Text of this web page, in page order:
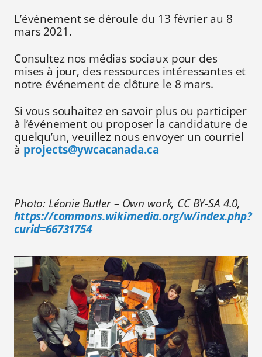
L’événement se déroule du 13 février au 8
mars 2021.
Consultez nos médias sociaux pour des
mises à jour, des ressources intéressantes et
notre événement de clôture le 8 mars.
Si vous souhaitez en savoir plus ou participer
à l’événement ou proposer la candidature de
quelqu’un, veuillez nous envoyer un courriel
à projects@ywcacanada.ca
Photo: Léonie Butler – Own work, CC BY-SA 4.0,
https://commons.wikimedia.org/w/index.php?
curid=66731754